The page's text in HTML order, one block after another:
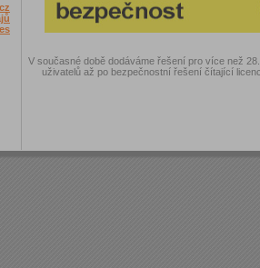
V současné době dodáváme řešení pro více než
uživatelů až po bezpečnostní řešení čítající